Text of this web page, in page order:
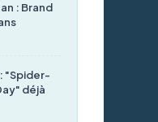
: Brand
"Spider-
déjà